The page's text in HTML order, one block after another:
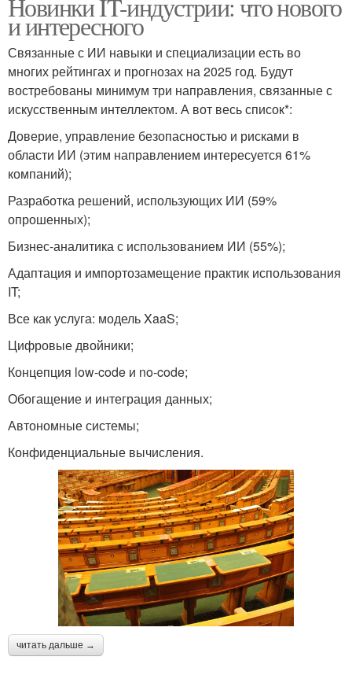
и интересного
Связанные с ИИ навыки и специализации есть во
многих рейтингах и прогнозах на 2025 год. Будут
востребованы минимум три направления, связанные с
искусственным интеллектом. А вот весь список*:
Доверие, управление безопасностью и рисками в
области ИИ (этим направлением интересуется 61%
компаний);
Разработка решений, использующих ИИ (59%
опрошенных);
Бизнес-аналитика с использованием ИИ (55%);
Адаптация и импортозамещение практик использования
IT;
Все как услуга: модель XaaS;
Цифровые двойники;
Концепция low-code и no-code;
Обогащение и интеграция данных;
Автономные системы;
Конфиденциальные вычисления.
читать дальше →